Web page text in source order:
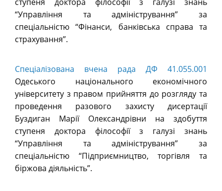
“Управління та адміністрування” за
спеціальністю “Фінанси, банківська справа та
страхування”.
Спеціалізована вчена рада ДФ 41.055.001
Одеського національного економічного
університету з правом прийняття до розгляду та
проведення разового захисту дисертації
Буздиган Марії Олександрівни на здобуття
ступеня доктора філософії з галузі знань
“Управління та адміністрування” за
спеціальністю “Підприємництво, торгівля та
біржова діяльність”.